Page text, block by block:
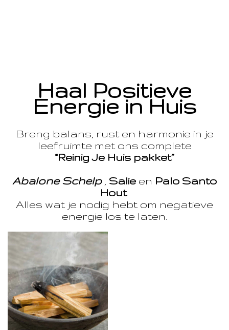
Haal Positieve
Energie in Huis
Breng balans, rust en harmonie in je
leefruimte met ons complete
“Reinig Je Huis pakket”
Abalone Schelp, Salie en Palo Santo
Hout
Alles wat je nodig hebt om negatieve
energie los te laten.